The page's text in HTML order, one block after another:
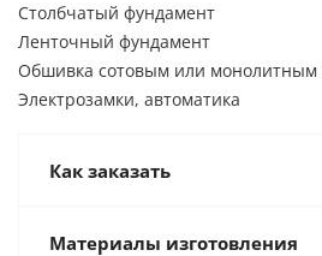
Столбчатый фундамент
Ленточный фундамент
Обшивка сотовым или монолитным
Электрозамки, автоматика
Как заказать
Материалы изготовления